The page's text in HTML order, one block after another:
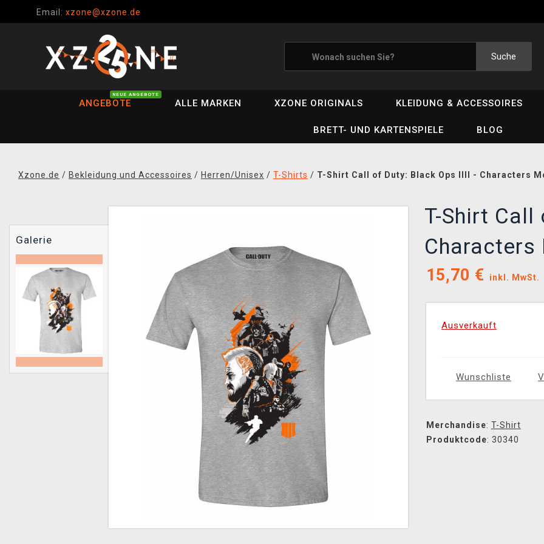
Email: xzone@xzone.de
Suche
ANGEBOTE
NEUE ANGEBOTE
ALLE MARKEN XZONE ORIGINALS KLEIDUNG & ACCESSOIRES
BRETT- UND KARTENSPIELE BLOG
Xzone.de / Bekleidung und Accessoires / Herren/Unisex / T-Shirts / T-Shirt Call of Duty: Black Ops IIII - Characters
Galerie
T-Shirt Call
Characters
15,70 € inkl. MwSt.
Ausverkauft
Wunschliste
Merchandise: T-Shirt
Produktcode: 30340